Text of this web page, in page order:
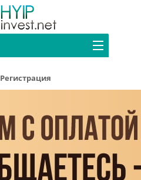
Регистрация